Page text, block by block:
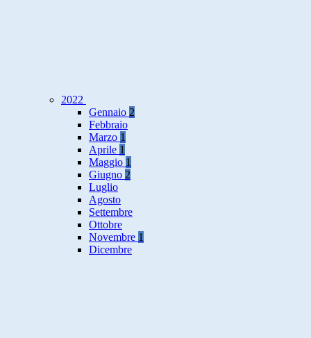
2022
Gennaio 2
Febbraio
Marzo 1
Aprile 1
Maggio 1
Giugno 2
Luglio
Agosto
Settembre
Ottobre
Novembre 1
Dicembre